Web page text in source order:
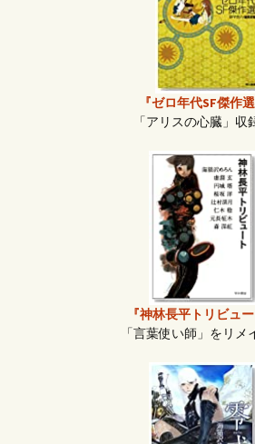
『ゼロ年代SF傑作選
「アリスの心臓」収
『神林長平トリビュー
「言葉使い師」をリメ